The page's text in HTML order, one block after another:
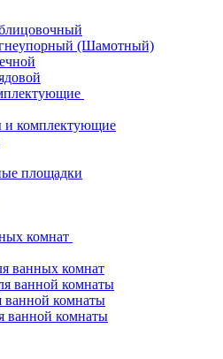
(Шамотный)
и комплектующие
площадки
комнат
ванных комнат
ванной комнаты
ванной комнаты
ванной комнаты